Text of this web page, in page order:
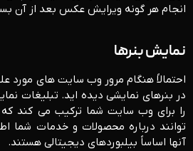
انجام هر گونه ویرایش عکس بعد از آن
نمایش بنرها
احتمالاً هنگام مرور وب سایت های مورد
را برای وب سایت شما ترکیب می کند که
توانند درباره محصولات و خدمات شما
آنها اساساً بیلبوردهای دیجیتالی هستند.